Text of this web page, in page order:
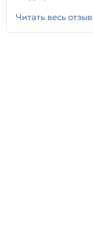
Читать весь отзыв